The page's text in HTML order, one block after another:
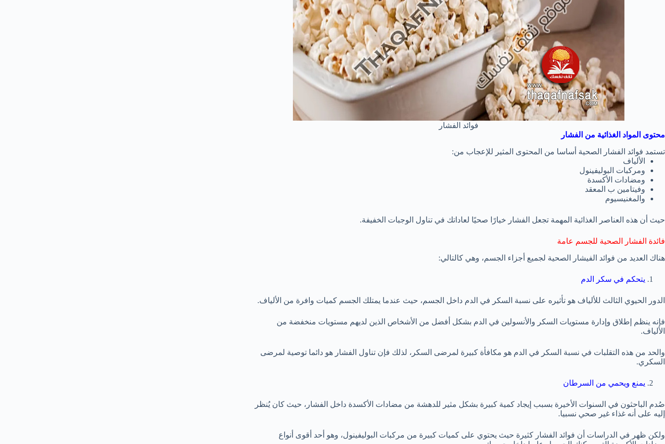
فوائد الفشار
محتوى المواد الغذائية من الفشار
تستمد فوائد الفشار الصحية أساسا من المحتوى المثير للإعجاب من:
الألياف
ومركبات البوليفينول
ومضادات الأكسدة
وفيتامين ب المعقد
والمغنيسيوم
حيث أن هذه العناصر الغذائية المهمة تجعل الفشار خيارًا صحيًا لعاداتك في تناول الوجبات الخفيفة.
فائدة الفشار الصحية للجسم عامة
هناك العديد من فوائد الفيشار الصحية لجميع أجزاء الجسم، وهي كالتالي:
يتحكم في سكر الدم
الدور الحيوي الثالث للألياف هو تأثيره على نسبة السكر في الدم داخل الجسم، حيث عندما يمتلك الجسم كميات وافرة من الألياف.
فإنه ينظم إطلاق وإدارة مستويات السكر والأنسولين في الدم بشكل أفضل من الأشخاص الذين لديهم مستويات منخفضة من
الألياف.
والحد من هذه التقلبات في نسبة السكر في الدم هو مكافأة كبيرة لمرضى السكر، لذلك فإن تناول الفشار هو دائما توصية لمرضى
السكري.
يمنع ويحمي من السرطان
صُدم الباحثون في السنوات الأخيرة بسبب إيجاد كمية كبيرة بشكل مثير للدهشة من مضادات الأكسدة داخل الفشار، حيث كان يُنظر
إليه على أنه غذاء غير صحي نسبيا.
ولكن ظهر في الدراسات أن فوائد الفشار كثيرة حيث يحتوي على كميات كبيرة من مركبات البوليفينول، وهو أحد أقوى أنواع